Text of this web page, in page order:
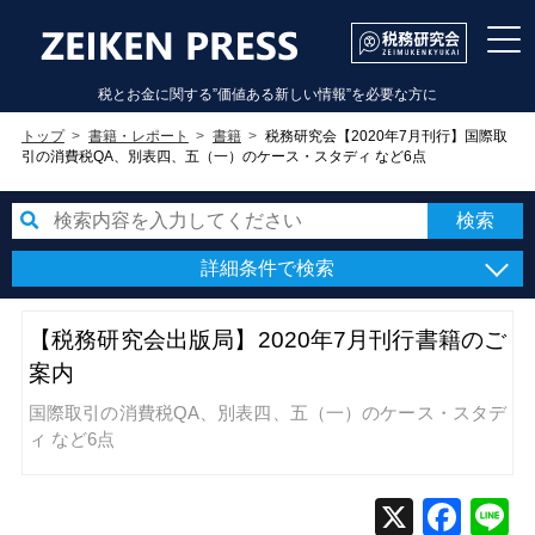
税とお金に関する”価値ある新しい情報”を必要な方に
トップ 書籍・レポート 書籍
税務研究会【2020年7月刊行】国際取
引の消費税QA、別表四、五（一）のケース・スタディ など6点
詳細条件で検索
【税務研究会出版局】2020年7月刊行書籍のご
案内
国際取引の消費税QA、別表四、五（一）のケース・スタデ
ィ など6点